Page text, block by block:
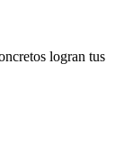
logran tus